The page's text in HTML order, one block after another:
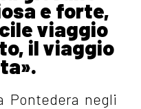
e forte,
viaggio
il viaggio
Pontedera negli